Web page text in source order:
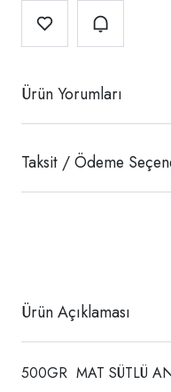
Ürün Yorumları
Taksit / Ödeme
Ürün Açıklaması
500GR MAT SÜTLÜ